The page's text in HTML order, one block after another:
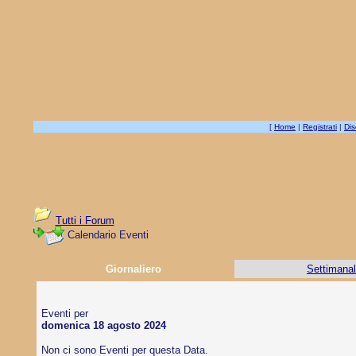
[ Home | Registrati |
Tutti i Forum
Calendario Eventi
Giornaliero
Eventi per
domenica 18 agosto 2024
Non ci sono Eventi per questa Data.